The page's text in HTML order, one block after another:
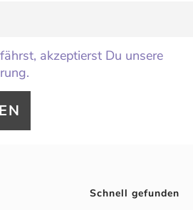
akzeptierst Du unsere
Schnell gefunden